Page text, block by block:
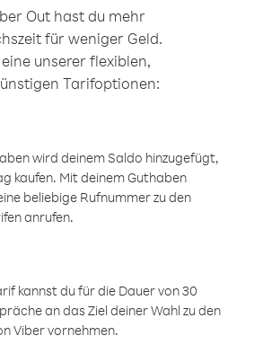
Out hast du mehr
für weniger Geld.
unserer flexiblen,
Tarifoptionen:
wird deinem Saldo hinzugefügt,
kaufen. Mit deinem Guthaben
beliebige Rufnummer zu den
anrufen.
kannst du für die Dauer von 30
an das Ziel deiner Wahl zu den
Viber vornehmen.